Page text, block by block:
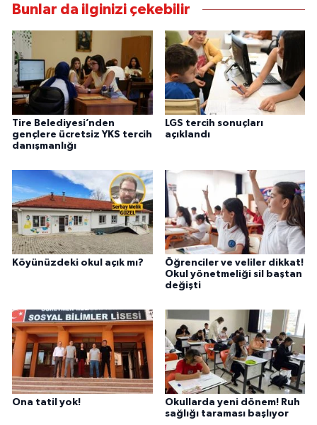
Bunlar da ilginizi çekebilir
Tire Belediyesi’nden
gençlere ücretsiz YKS tercih
danışmanlığı
LGS tercih sonuçları
açıklandı
Köyünüzdeki okul açık mı?
Öğrenciler ve veliler dikkat!
Okul yönetmeliği sil baştan
değişti
Ona tatil yok!
Okullarda yeni dönem! Ruh
sağlığı taraması başlıyor